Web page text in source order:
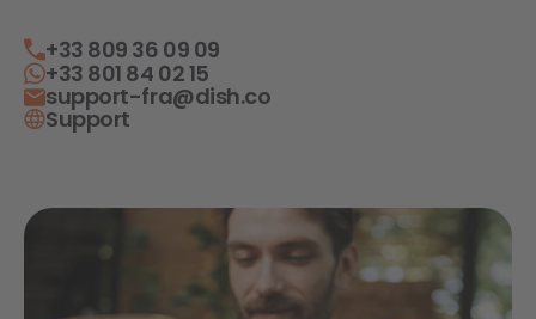
+33 809 36 09 09
+33 801 84 02 15
support-fra@dish.co
Support